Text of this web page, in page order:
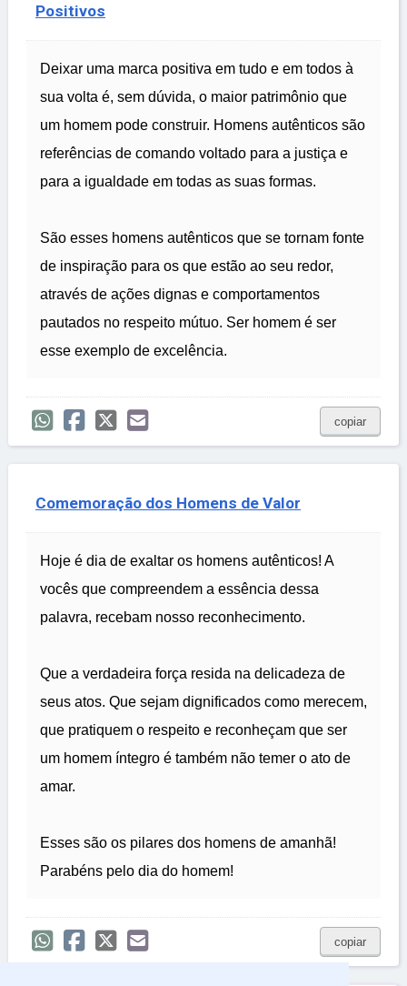
Positivos
Deixar uma marca positiva em tudo e em todos à
sua volta é, sem dúvida, o maior patrimônio que
um homem pode construir. Homens autênticos são
referências de comando voltado para a justiça e
para a igualdade em todas as suas formas.
São esses homens autênticos que se tornam fonte
de inspiração para os que estão ao seu redor,
através de ações dignas e comportamentos
pautados no respeito mútuo. Ser homem é ser
esse exemplo de excelência.
copiar
Comemoração dos Homens de Valor
Hoje é dia de exaltar os homens autênticos! A
vocês que compreendem a essência dessa
palavra, recebam nosso reconhecimento.
Que a verdadeira força resida na delicadeza de
seus atos. Que sejam dignificados como merecem,
que pratiquem o respeito e reconheçam que ser
um homem íntegro é também não temer o ato de
amar.
Esses são os pilares dos homens de amanhã!
Parabéns pelo dia do homem!
copiar